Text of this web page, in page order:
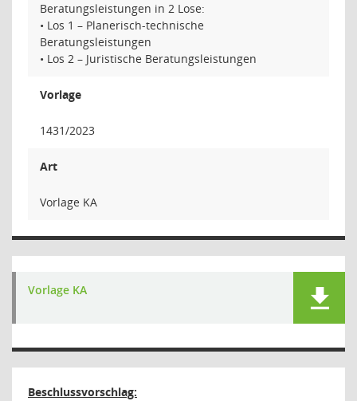
Beratungsleistungen in 2 Lose:
• Los 1 – Planerisch-technische
Beratungsleistungen
• Los 2 – Juristische Beratungsleistungen
Vorlage
1431/2023
Art
Vorlage KA
Vorlage KA
Beschlussvorschlag: